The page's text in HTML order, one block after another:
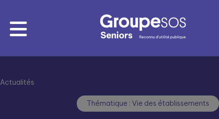
Actualités
Thématique : Vie des établissements